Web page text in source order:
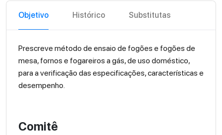
Objetivo Histórico Substitutas
Prescreve método de ensaio de fogões e fogões de
mesa, fornos e fogareiros a gás, de uso doméstico,
para a verificação das especificações, características e
desempenho.
Comitê